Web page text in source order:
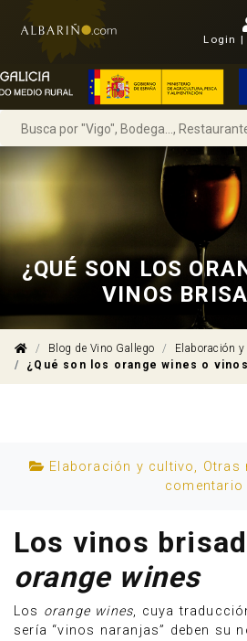
Login |
¿QUÉ SON LOS
VINOS
Blog de Vino Gallego
Elaboración
¿Qué son los orange wines o
Elaboración y cultivo, Otras
comentario
Los vinos
orange wines
Los orange wines, cuya
sería “vinos naranjas” deben su